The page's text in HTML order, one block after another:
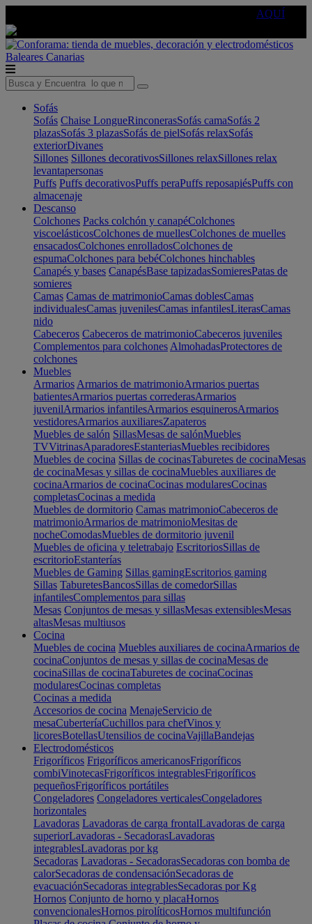
AQUÍ
Baleares Canarias
Sofás
Sofás Chaise LongueRinconerasSofás camaSofás 2
plazasSofás 3 plazasSofás de pielSofás relaxSofás
exteriorDivanes
Sillones Sillones decorativosSillones relaxSillones relax
levantapersonas
Puffs Puffs decorativosPuffs peraPuffs reposapiésPuffs con
almacenaje
Descanso
Colchones Packs colchón y canapéColchones
viscoelásticosColchones de muellesColchones de muelles
ensacadosColchones enrolladosColchones de
espumaColchones para bebéColchones hinchables
Canapés y bases CanapésBase tapizadasSomieresPatas de
somieres
Camas Camas de matrimonioCamas doblesCamas
individualesCamas juvenilesCamas infantilesLiterasCamas
nido
Cabeceros Cabeceros de matrimonioCabeceros juveniles
Complementos para colchones AlmohadasProtectores de
colchones
Muebles
Armarios Armarios de matrimonioArmarios puertas
batientesArmarios puertas correderasArmarios
juvenilArmarios infantilesArmarios esquinerosArmarios
vestidoresArmarios auxiliaresZapateros
Muebles de salón SillasMesas de salónMuebles
TVVitrinasAparadoresEstanteriasMuebles recibidores
Muebles de cocina Sillas de cocinasTaburetes de cocinaMesas
de cocinaMesas y sillas de cocinaMuebles auxiliares de
cocinaArmarios de cocinaCocinas modularesCocinas
completasCocinas a medida
Muebles de dormitorio Camas matrimonioCabeceros de
matrimonioArmarios de matrimonioMesitas de
nocheComodasMuebles de dormitorio juvenil
Muebles de oficina y teletrabajo EscritoriosSillas de
escritorioEstanterías
Muebles de Gaming Sillas gamingEscritorios gaming
Sillas TaburetesBancosSillas de comedorSillas
infantilesComplementos para sillas
Mesas Conjuntos de mesas y sillasMesas extensiblesMesas
altasMesas multiusos
Cocina
Muebles de cocina Muebles auxiliares de cocinaArmarios de
cocinaConjuntos de mesas y sillas de cocinaMesas de
cocinaSillas de cocinaTaburetes de cocinaCocinas
modularesCocinas completas
Cocinas a medida
Accesorios de cocina MenajeServicio de
mesaCuberteríaCuchillos para chefVinos y
licoresBotellasUtensilios de cocinaVajillaBandejas
Electrodomésticos
Frigoríficos Frigoríficos americanosFrigoríficos
combiVinotecasFrigoríficos integrablesFrigoríficos
pequeñosFrigoríficos portátiles
Congeladores Congeladores verticalesCongeladores
horizontales
Lavadoras Lavadoras de carga frontalLavadoras de carga
superiorLavadoras - SecadorasLavadoras
integrablesLavadoras por kg
Secadoras Lavadoras - SecadorasSecadoras con bomba de
calorSecadoras de condensaciónSecadoras de
evacuaciónSecadoras integrablesSecadoras por Kg
Hornos Conjunto de horno y placaHornos
convencionalesHornos pirolíticosHornos multifunción